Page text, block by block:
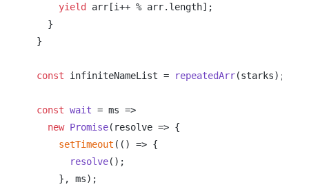
yield arr[i++ % arr. length];
  }
}
const infiniteNameList = repeatedArr(starks);
const wait = ms =>
new Promise( resolve => {
setTimeout ( () => {
resolve();
    }, ms);